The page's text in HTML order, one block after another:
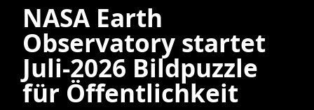
NASA Earth
Observatory startet
Juli‑2026 Bildpuzzle
für Öffentlichkeit